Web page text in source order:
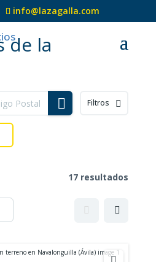
info@lazagalla.com
de la
Filtros
17 resultados